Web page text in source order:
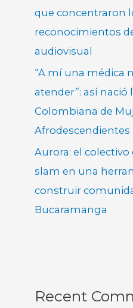
que concentraron
reconocimientos
audiovisual
“A mí una médica
atender”: así nació
Colombiana de
Afrodescendientes
Aurora: el colectivo
slam en una
construir
Bucaramanga
Recent